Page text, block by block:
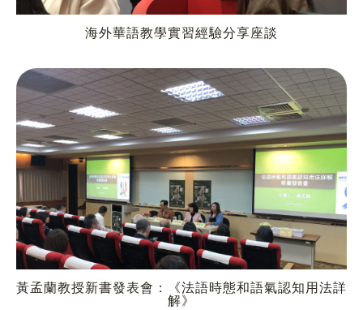
海外華語教學實習經驗分享座談
黃孟蘭教授新書發表會：《法語時態和語氣認知用法詳
解》